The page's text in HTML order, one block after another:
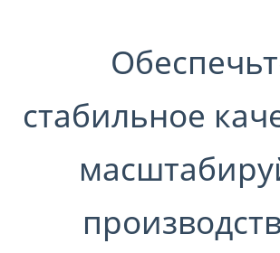
стабильное